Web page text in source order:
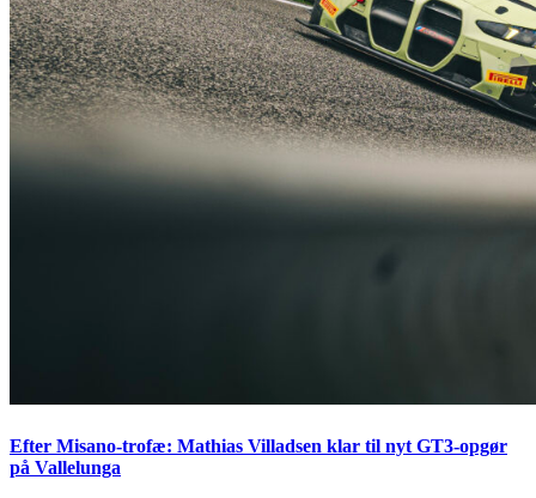
Efter Misano-trofæ: Mathias Villadsen klar til nyt GT3-opgør
på Vallelunga